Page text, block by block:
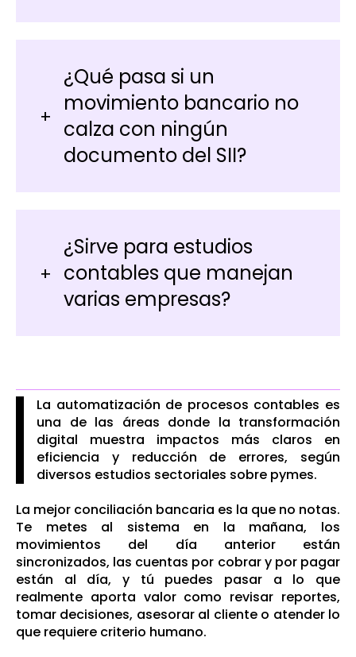
¿Qué pasa si un
movimiento bancario no
calza con ningún
documento del SII?
¿Sirve para estudios
contables que manejan
varias empresas?
La automatización de procesos contables es
una de las áreas donde la transformación
digital muestra impactos más claros en
eficiencia y reducción de errores, según
diversos estudios sectoriales sobre pymes.
La mejor conciliación bancaria es la que no notas.
Te metes al sistema en la mañana, los
movimientos del día anterior están
sincronizados, las cuentas por cobrar y por pagar
están al día, y tú puedes pasar a lo que
realmente aporta valor como revisar reportes,
tomar decisiones, asesorar al cliente o atender lo
que requiere criterio humano.